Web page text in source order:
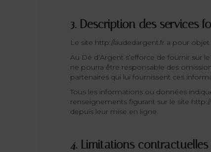
3. Description des services
Le site http://audedargent.fr a pour
Au Dé d’Argent s’efforce de fournir sur
ne pourra être responsable des
partenaires qui lui fournissent ces
Tous les informations ou données
renseignements figurant sur le site
depuis leur mise en ligne.
4. Limitations